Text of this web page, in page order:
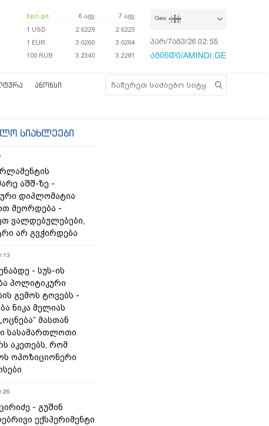
bpn.ge 6 აგვ
7 აგვ
1 USD
2.6229
2.6223
1 EUR
3.0260
3.0264
100 RUB
3.2340 3.2281
Geo
პარ/7აგვ/26 02:55:09
ამინდი/AMINDI.GE
ᲐᲜᲝᲜᲡᲘ
სიახლეები
აშშ-ზე -
დიპლომატია
მეორდება -
ვალდებულებები,
არ გვჭირდება
- სუს-ის
პოლიტიკური
გემოს ტოვებს -
ნიკა მელიას
მასთან
სასამართლოთი
აკეთებს, რომ
ოპოზიციონერი
- გუშინ
ექსპერიმენტი